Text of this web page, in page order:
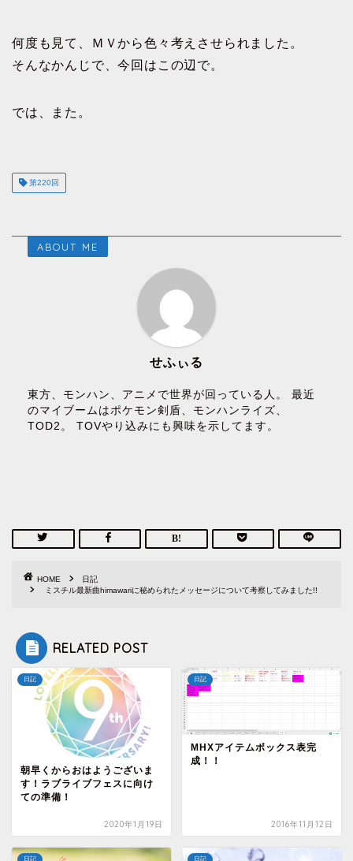
何度も見て、ＭＶから色々考えさせられました。
そんなかんじで、今回はこの辺で。
では、また。
第220回
ABOUT ME
せふぃる
東方、モンハン、アニメで世界が回っている人。 最近
のマイブームはポケモン剣盾、モンハンライズ、
TOD2。 TOVやり込みにも興味を示してます。
HOME
日記
ミスチル最新曲himawariに秘められたメッセージについて考察してみました!!
RELATED POST
日記
朝早くからおはようございま
す！ラブライブフェスに向け
ての準備！
2020年1月19日
日記
MHXアイテムボックス表完
成！！
2016年11月12日
日記 日記